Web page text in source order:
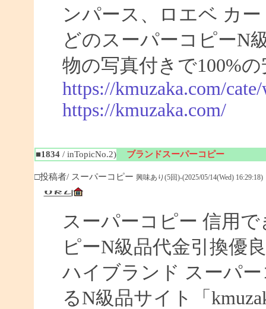
ンパース、ロエベ カ
どのスーパーコピーN
物の写真付きで100%
https://kmuzaka.com/
https://kmuzaka.com/
■1834/ inTopicNo.2) ブランドスーパーコピー
□投稿者/ スーパーコピー 興味あり(5回)-(2025/05/14(Wed) 16:29:18)
スーパーコピー 信用
ピーN級品代金引換優
ハイブランド スーパ
るN級品サイト「